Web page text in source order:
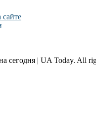
сегодня | UA Today. All